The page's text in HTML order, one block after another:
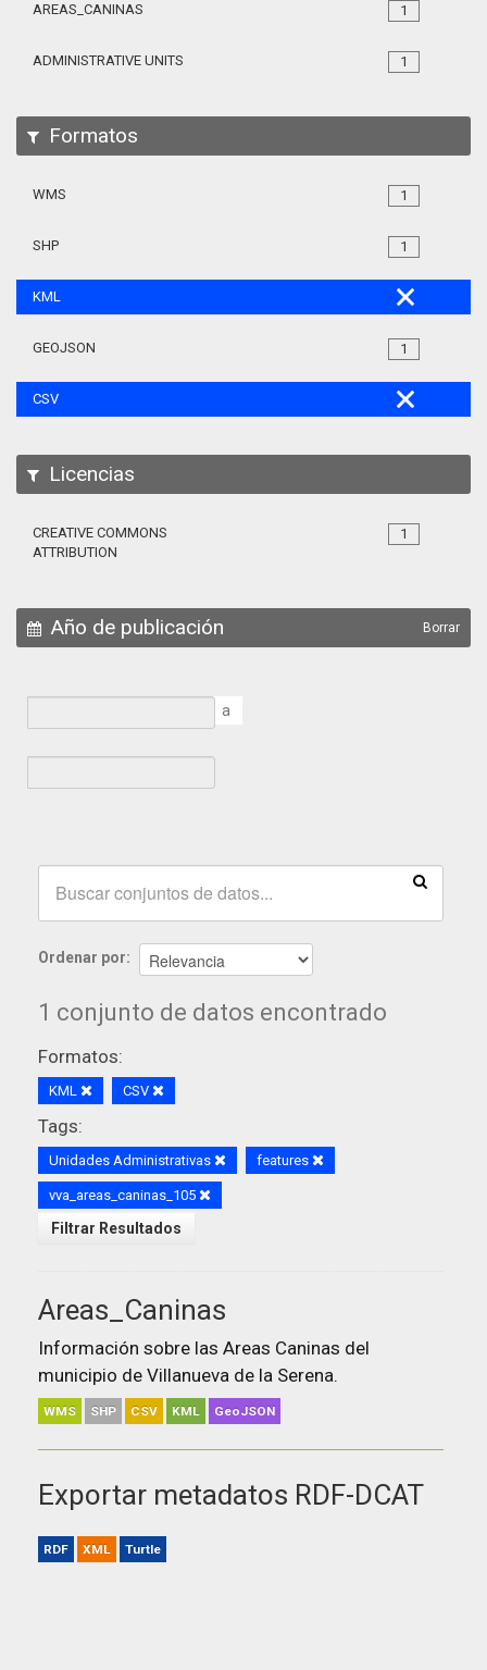
1
AREAS_CANINAS
1
ADMINISTRATIVE UNITS
Formatos
1
WMS
1
SHP
KML
1
GEOJSON
CSV
Licencias
1
CREATIVE COMMONS
ATTRIBUTION
Año de publicación Borrar
a
Ordenar por
1 conjunto de datos encontrado
Formatos:
KML CSV
Tags:
Unidades Administrativas features
vva_areas_caninas_105
Filtrar Resultados
Areas_Caninas
Información sobre las Areas Caninas del
municipio de Villanueva de la Serena.
WMS SHP CSV KML GeoJSON
Exportar metadatos RDF-DCAT
RDF XML Turtle